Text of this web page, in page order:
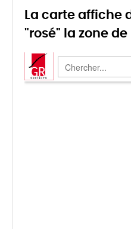
La carte affiche
"rosé" la zone